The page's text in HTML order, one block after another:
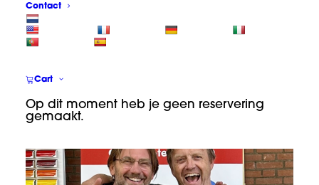
Contact
Cart
Op dit moment heb je geen reservering
gemaakt.
zogenaamde linkerhanden van John).